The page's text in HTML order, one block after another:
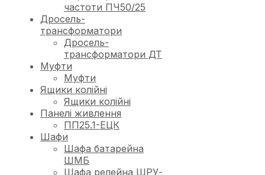
частоти ПЧ50/25
Дросель-
трансформатори
Дросель-
трансформатори ДТ
Муфти
Муфти
Ящики колійні
Ящики колійні
Панелі живлення
ПП25.1-ЕЦК
Шафи
Шафа батарейна
ШМБ
Шафа релейна ШРУ-